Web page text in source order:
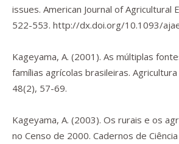
issues. American Journal of Agricultural
522-553. http://dx.doi.org/10.1093/
Kageyama, A. (2001). As múltiplas
famílias agrícolas brasileiras.
48(2), 57-69.
Kageyama, A. (2003). Os rurais e os
no Censo de 2000. Cadernos de